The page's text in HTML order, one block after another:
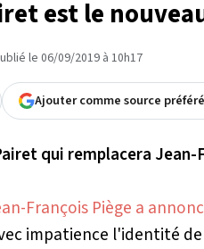
est le
le 06/09/2019 à 10h17
Ajouter comme source
qui remplacera
François Piège a
impatience l'identité